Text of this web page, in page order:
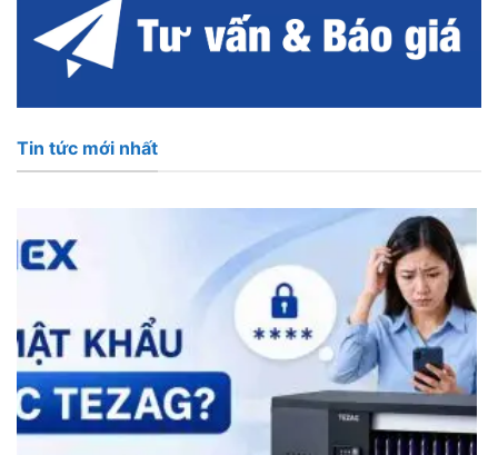
Tin tức mới nhất